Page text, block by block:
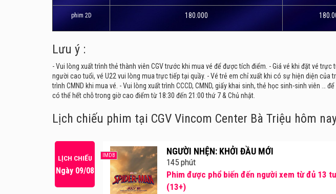
phim 2D 180.000
Lưu ý :
- Vui lòng xuất trình thẻ thành viên CGV trước khi mua vé để được tích điểm. - Giá vé khi đặt vé
người cao tuổi, vé U22 vui lòng mua trực tiếp tại quầy. - Vé trẻ em chỉ xuất khi có sự hiện diện
trình CMND khi mua vé. - Vui lòng xuất trình CCCD, CMND, giấy khai sinh, thẻ học sinh-sinh viên
có thể hết chỗ trong giờ cao điểm từ 18:30 đến 21:00 thứ 7 & Chủ nhật.
Lịch chiếu phim tại CGV Vincom Center Bà Triệu hôm
LỊCH CHIẾU
Ngày 09/08
IMDB NGƯỜI NHỆN: KHỞI ĐẦU MỚI
145 phút
Phim được phổ biến đến người xem từ đủ 13
(13+)